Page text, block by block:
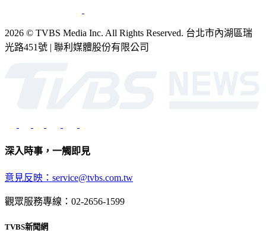
2026 © TVBS Media Inc. All Rights Reserved. 台北市內湖區瑞
光路451號 | 聯利媒體股份有限公司
深入時事，一觸即見
意見反映：service@tvbs.com.tw
觀眾服務專線：02-2656-1599
TVBS新聞網